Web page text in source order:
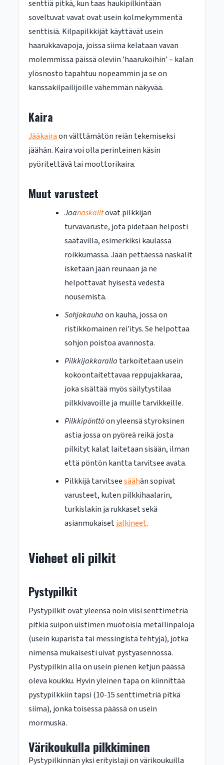
senttiä pitkä, kun taas haukipilkintään
soveltuvat vavat ovat usein kolmekymmentä
senttisiä. Kilpapilkkijät käyttävät usein
haarukkavapoja, joissa siima kelataan vavan
molemmissa päissä oleviin ’haarukoihin’ – kalan
ylösnosto tapahtuu nopeammin ja se on
kanssakilpailijoille vähemmän näkyvää.
Kaira
Jääkairaon välttämätön reiän tekemiseksi
jäähän. Kaira voi olla perinteinen käsin
pyöritettävä tai moottorikaira.
Muut varusteet
Jäänaskalitovat pilkkijän
turvavaruste, jota pidetään helposti
saatavilla, esimerkiksi kaulassa
roikkumassa. Jään pettäessä naskalit
isketään jään reunaan ja ne
helpottavat hyisestä vedestä
nousemista.
Sohjokauhaon kauha, jossa on
ristikkomainen rei’itys. Se helpottaa
sohjon poistoa avannosta.
Pilkkijakkaralla tarkoitetaan usein
kokoontaitettavaa reppujakkaraa,
joka sisältää myös säilytystilaa
pilkkivavoille ja muille tarvikkeille.
Pilkkipönttöon yleensä styroksinen
astia jossa on pyöreä reikä josta
pilkityt kalat laitetaan sisään, ilman
että pöntön kantta tarvitsee avata.
Pilkkijä tarvitseesäähän sopivat
varusteet, kuten pilkkihaalarin,
turkislakin ja rukkaset sekä
asianmukaisetjalkineet.
Vieheet eli pilkit
Pystypilkit
Pystypilkit ovat yleensä noin viisi senttimetriä
pitkiä suipon uistimen muotoisia metallinpaloja
(usein kuparista tai messingistä tehtyjä), jotka
nimensä mukaisesti uivat pystyasennossa.
Pystypilkin alla on usein pienen ketjun päässä
oleva koukku. Hyvin yleinen tapa on kiinnittää
pystypilkkiin tapsi (10-15 senttimetriä pitkä
siima), jonka toisessa päässä on usein
mormuska.
Värikoukulla pilkkiminen
Pystypilkinnän yksi erityislaji on värikoukuilla